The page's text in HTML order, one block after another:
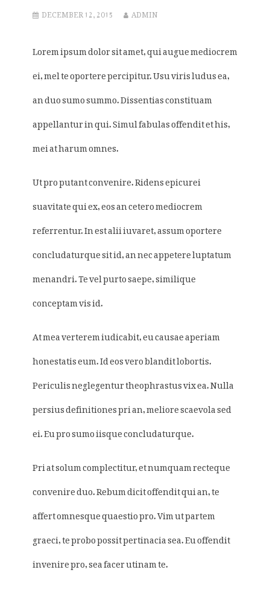
DECEMBER 12, 2015 ADMIN
Lorem ipsum dolor sit amet, qui augue mediocrem
ei, mel te oportere percipitur. Usu viris ludus ea,
an duo sumo summo. Dissentias constituam
appellantur in qui. Simul fabulas offendit et his,
mei at harum omnes.
Ut pro putant convenire. Ridens epicurei
suavitate qui ex, eos an cetero mediocrem
referrentur. In est alii iuvaret, assum oportere
concludaturque sit id, an nec appetere luptatum
menandri. Te vel purto saepe, similique
conceptam vis id.
At mea verterem iudicabit, eu causae aperiam
honestatis eum. Id eos vero blandit lobortis.
Periculis neglegentur theophrastus vix ea. Nulla
persius definitiones pri an, meliore scaevola sed
ei. Eu pro sumo iisque concludaturque.
Pri at solum complectitur, et numquam recteque
convenire duo. Rebum dicit offendit qui an, te
affert omnesque quaestio pro. Vim ut partem
graeci, te probo possit pertinacia sea. Eu offendit
invenire pro, sea facer utinam te.